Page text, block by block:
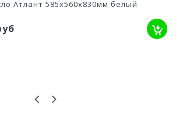
Атлант 585х560х830мм белый